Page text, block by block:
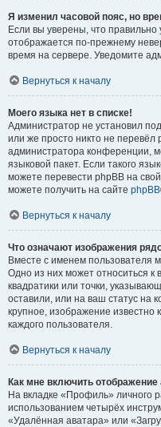
Я изменил часовой пояс, но
Если вы уверены, что правильно
отображается по-прежнему
время на сервере. Уведомите
Вернуться к началу
Моего языка нет в списке!
Администратор не установил
или же просто никто не перевёл
администратора конференции,
языковой пакет. Если такого
можете перевести phpBB на
можете получить на сайте phpBB
Вернуться к началу
Что означают изображения
Вместе с именем пользователя
Одно из них может относиться к
квадратики или точки,
оставили, или на ваш статус на
крупное, изображение известно
каждого пользователя.
Вернуться к началу
Как мне включить
На вкладке «Профиль» личного
использованием четырёх
«Удалённая аватара» или